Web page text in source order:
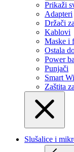
Prikaži
Adapteri
Držači
Kablovi
Maske i
Ostala
Power
Punjači
Smart
Zaštita
Slušalice i